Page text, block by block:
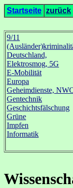
Startseite zurück
9/11
Deutschland,
Elektrosmog, 5G
E-Mobilität
Europa
Geheimdienste,
Gentechnik
Geschichtsfälschung
Grüne
Impfen
Informatik